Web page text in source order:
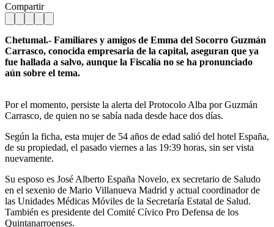
Compartir
Chetumal.- Familiares y amigos de Emma del Socorro Guzmán
Carrasco, conocida empresaria de la capital, aseguran que ya
fue hallada a salvo, aunque la Fiscalía no se ha pronunciado
aún sobre el tema.
Por el momento, persiste la alerta del Protocolo Alba por Guzmán
Carrasco, de quien no se sabía nada desde hace dos días.
Según la ficha, esta mujer de 54 años de edad salió del hotel España,
de su propiedad, el pasado viernes a las 19:39 horas, sin ser vista
nuevamente.
Su esposo es José Alberto España Novelo, ex secretario de Saludo
en el sexenio de Mario Villanueva Madrid y actual coordinador de
las Unidades Médicas Móviles de la Secretaría Estatal de Salud.
También es presidente del Comité Cívico Pro Defensa de los
Quintanarroenses.